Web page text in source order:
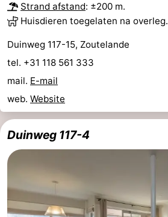
Strand afstand: ±200 m.
Huisdieren toegelaten na overleg.
Duinweg 117-15, Zoutelande
tel. +31 118 561 333
mail. E-mail
web. Website
Duinweg 117-4